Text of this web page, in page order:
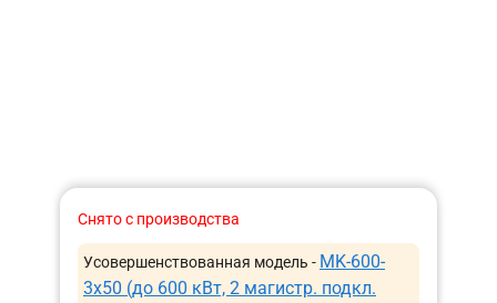
Снято с производства
Усовершенствованная модель - MK-600-
3x50 (до 600 кВт, 2 магистр. подкл.